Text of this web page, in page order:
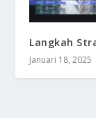
Langkah
Januari 18, 2025